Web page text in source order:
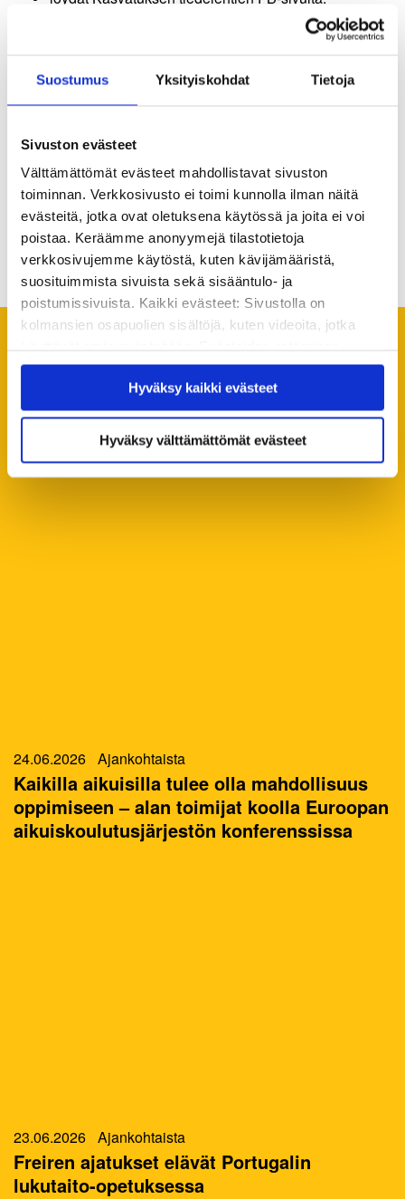
Suostumus Yksityiskohdat Tietoja
Sivuston evästeet
Välttämättömät evästeet mahdollistavat sivuston
toiminnan. Verkkosivusto ei toimi kunnolla ilman näitä
evästeitä, jotka ovat oletuksena käytössä ja joita ei voi
poistaa. Keräämme anonyymejä tilastotietoja
verkkosivujemme käytöstä, kuten kävijämääristä,
suosituimmista sivuista sekä sisääntulo- ja
poistumissivuista. Kaikki evästeet: Sivustolla on
kolmansien osapuolien sisältöjä, kuten videoita, jotka
saattaa estää näiden sisältöjen näkymisen.
Hyväksymällä kaikki evästeet varmistat, että kaikki
sisältö on käytettävissäsi.
Hyväksy kaikki evästeet
Hyväksy välttämättömät evästeet
Terhi Kouvo terhi.kouvo@kvs.fi
Jaa artikkeli
Suosittelemme lukemaan
seuraavaksi
24.06.2026 Ajankohtaista
Kaikilla aikuisilla tulee olla mahdollisuus
oppimiseen – alan toimijat koolla Euroopan
aikuiskoulutusjärjestön konferenssissa
23.06.2026 Ajankohtaista
Freiren ajatukset elävät Portugalin
lukutaito-opetuksessa